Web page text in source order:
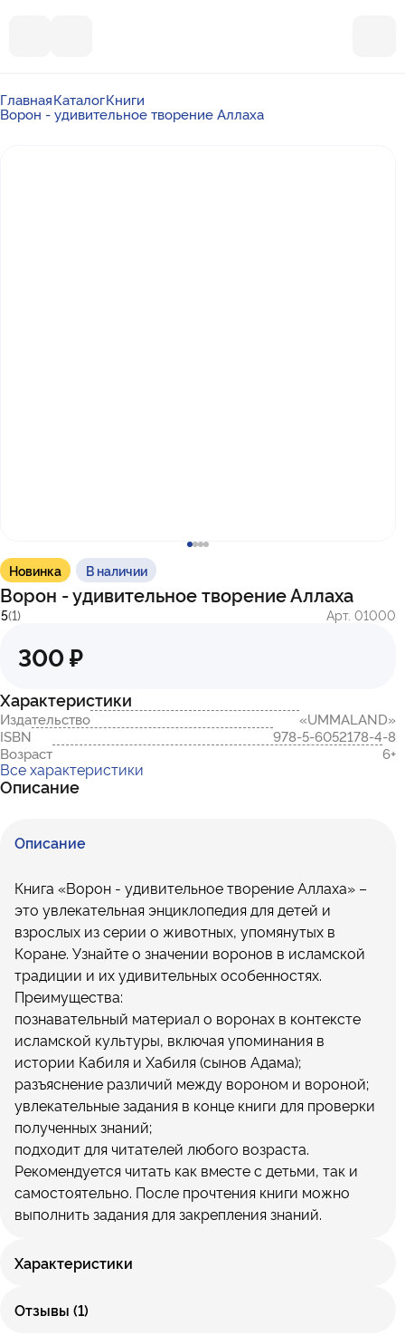
ГлавнаяКаталогКниги
Ворон - удивительное творение Аллаха
Новинка В наличии
Ворон - удивительное творение Аллаха
5(1) Арт. 01000
Характеристики
Издательство
«UMMALAND»
ISBN
978-5-6052178-4-8
Возраст
6+
Все характеристики
Описание
300 ₽
Описание
Книга «Ворон - удивительное творение Аллаха» –
это увлекательная энциклопедия для детей и
взрослых из серии о животных, упомянутых в
Коране. Узнайте о значении воронов в исламской
традиции и их удивительных особенностях.
Преимущества:
познавательный материал о воронах в контексте
исламской культуры, включая упоминания в
истории Кабиля и Хабиля (сынов Адама);
разъяснение различий между вороном и вороной;
увлекательные задания в конце книги для проверки
полученных знаний;
подходит для читателей любого возраста.
Рекомендуется читать как вместе с детьми, так и
самостоятельно. После прочтения книги можно
выполнить задания для закрепления знаний.
Характеристики
Отзывы (1)